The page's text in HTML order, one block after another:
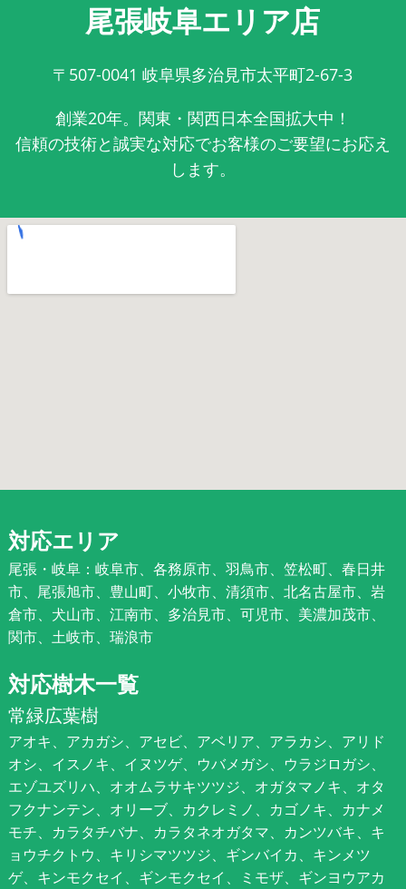
尾張岐阜エリア店
〒507-0041 岐阜県多治見市太平町2-67-3
創業20年。関東・関西日本全国拡大中！
信頼の技術と誠実な対応でお客様のご要望にお応え
します。
対応エリア
尾張・岐阜：岐阜市、各務原市、羽鳥市、笠松町、春日井
市、尾張旭市、豊山町、小牧市、清須市、北名古屋市、岩
倉市、犬山市、江南市、多治見市、可児市、美濃加茂市、
関市、土岐市、瑞浪市
対応樹木一覧
常緑広葉樹
アオキ、アカガシ、アセビ、アベリア、アラカシ、アリド
オシ、イスノキ、イヌツゲ、ウバメガシ、ウラジロガシ、
エゾユズリハ、オオムラサキツツジ、オガタマノキ、オタ
フクナンテン、オリーブ、カクレミノ、カゴノキ、カナメ
モチ、カラタチバナ、カラタネオガタマ、カンツバキ、キ
ョウチクトウ、キリシマツツジ、ギンバイカ、キンメツ
ゲ、キンモクセイ、ギンモクセイ、ミモザ、ギンヨウアカ